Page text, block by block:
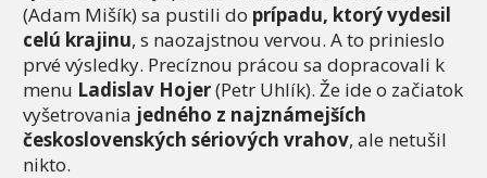
(Adam Mišík) sa pustili do prípadu, ktorý vydesil
celú krajinu, s naozajstnou vervou. A to prinieslo
prvé výsledky. Precíznou prácou sa dopracovali k
menu Ladislav Hojer(Petr Uhlík). Že ide o začiatok
vyšetrovania jedného z najznámejších
československých sériových vrahov, ale netušil
nikto.